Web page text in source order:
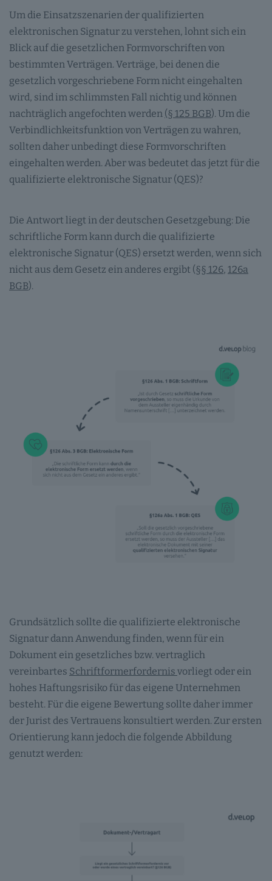
Um die Einsatzszenarien der qualifizierten
elektronischen Signatur zu verstehen, lohnt sich ein
Blick auf die gesetzlichen Formvorschriften von
bestimmten Verträgen. Verträge, bei denen die
gesetzlich vorgeschriebene Form nicht eingehalten
wird, sind im schlimmsten Fall nichtig und können
nachträglich angefochten werden (§ 125 BGB). Um die
Verbindlichkeitsfunktion von Verträgen zu wahren,
sollten daher unbedingt diese Formvorschriften
eingehalten werden. Aber was bedeutet das jetzt für die
qualifizierte elektronische Signatur (QES)?
Die Antwort liegt in der deutschen Gesetzgebung: Die
schriftliche Form kann durch die qualifizierte
elektronische Signatur (QES) ersetzt werden, wenn sich
nicht aus dem Gesetz ein anderes ergibt (§§ 126 126a
BGB).
Grundsätzlich sollte die qualifizierte elektronische
Signatur dann Anwendung finden, wenn für ein
Dokument ein gesetzliches bzw. vertraglich
vereinbartes Schriftformerfordernis vorliegt oder ein
hohes Haftungsrisiko für das eigene Unternehmen
besteht. Für die eigene Bewertung sollte daher immer
der Jurist des Vertrauens konsultiert werden. Zur ersten
Orientierung kann jedoch die folgende Abbildung
genutzt werden: